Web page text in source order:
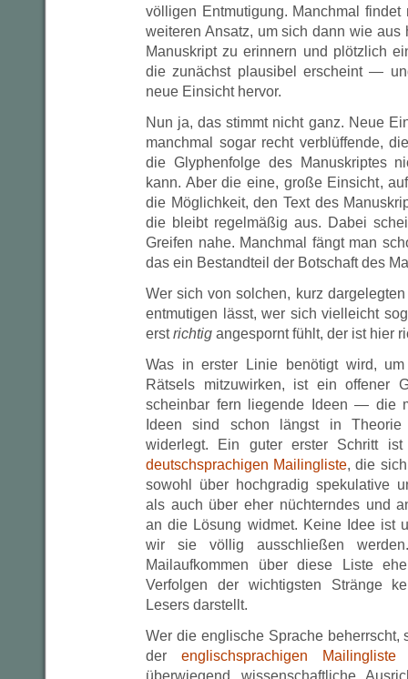
völligen Entmutigung. Manchmal findet
weiteren Ansatz, um sich dann wie aus
Manuskript zu erinnern und plötzlich
die zunächst plausibel erscheint —
neue Einsicht hervor.
Nun ja, das stimmt nicht ganz. Neue
manchmal sogar recht verblüffende,
die Glyphenfolge des Manuskriptes
kann. Aber die eine, große Einsicht,
die Möglichkeit, den Text des
die bleibt regelmäßig aus. Dabei
Greifen nahe. Manchmal fängt man
das ein Bestandteil der Botschaft des
Wer sich von solchen, kurz
entmutigen lässt, wer sich vielleicht
erstrichtig angespornt fühlt, der ist hier
Was in erster Linie benötigt wird,
Rätsels mitzuwirken, ist ein offener
scheinbar fern liegende Ideen — die
Ideen sind schon längst in Theorie
widerlegt. Ein guter erster Schritt
deutschsprachigen Mailingliste, die
sowohl über hochgradig spekulative
als auch über eher nüchterndes und
an die Lösung widmet. Keine Idee ist
wir sie völlig ausschließen
Mailaufkommen über diese Liste
Verfolgen der wichtigsten Stränge
Lesers darstellt.
Wer die englische Sprache beherrscht,
derenglischsprachigen Mailingliste
überwiegend wissenschaftliche